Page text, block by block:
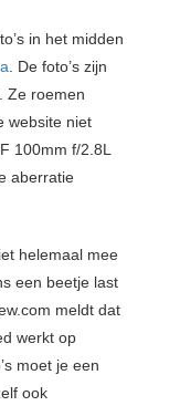
in het midden
. De foto’s zijn
Ze roemen
website niet
100mm f/2.8L
aberratie
helemaal mee
een beetje last
meldt dat
werkt op
moet je een
ook